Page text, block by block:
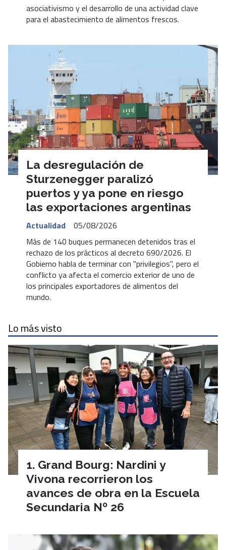
asociativismo y el desarrollo de una actividad clave
para el abastecimiento de alimentos frescos.
La desregulación de
Sturzenegger paralizó
puertos y ya pone en riesgo
las exportaciones argentinas
Actualidad
05/08/2026
Más de 140 buques permanecen detenidos tras el
rechazo de los prácticos al decreto 690/2026. El
Gobierno habla de terminar con "privilegios", pero el
conflicto ya afecta el comercio exterior de uno de
los principales exportadores de alimentos del
mundo.
Lo más visto
Grand Bourg: Nardini y
Vivona recorrieron los
avances de obra en la Escuela
Secundaria Nº 26